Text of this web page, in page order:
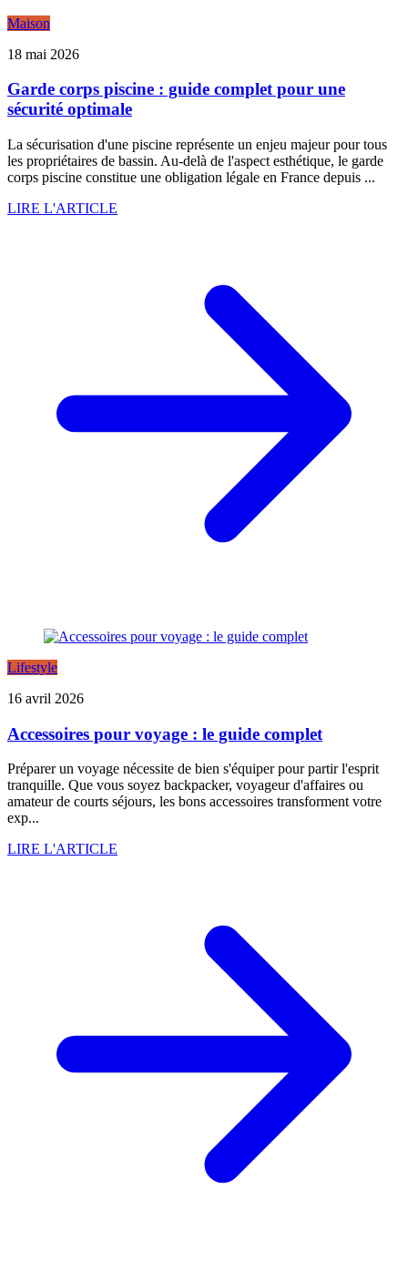
Maison
18 mai 2026
Garde corps piscine : guide complet pour une
sécurité optimale
La sécurisation d'une piscine représente un enjeu majeur pour tous
les propriétaires de bassin. Au-delà de l'aspect esthétique, le garde
corps piscine constitue une obligation légale en France depuis ...
LIRE L'ARTICLE
Lifestyle
16 avril 2026
Accessoires pour voyage : le guide complet
Préparer un voyage nécessite de bien s'équiper pour partir l'esprit
tranquille. Que vous soyez backpacker, voyageur d'affaires ou
amateur de courts séjours, les bons accessoires transforment votre
exp...
LIRE L'ARTICLE